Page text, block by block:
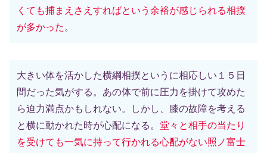
くても捕まえさえすればという余裕が感じられる相撲
が多かった 。
大きい体を活かした横綱相撲というに相応しい１５日
間だった気がする。あの体で前に圧力を掛けて攻めた
ら迫力満点かもしれない。しかし、膝の故障を考える
と横に動かれた時が心配になる。 堂々と相手の当たり
を受けても一気に持って行かれる心配がない照ノ富士